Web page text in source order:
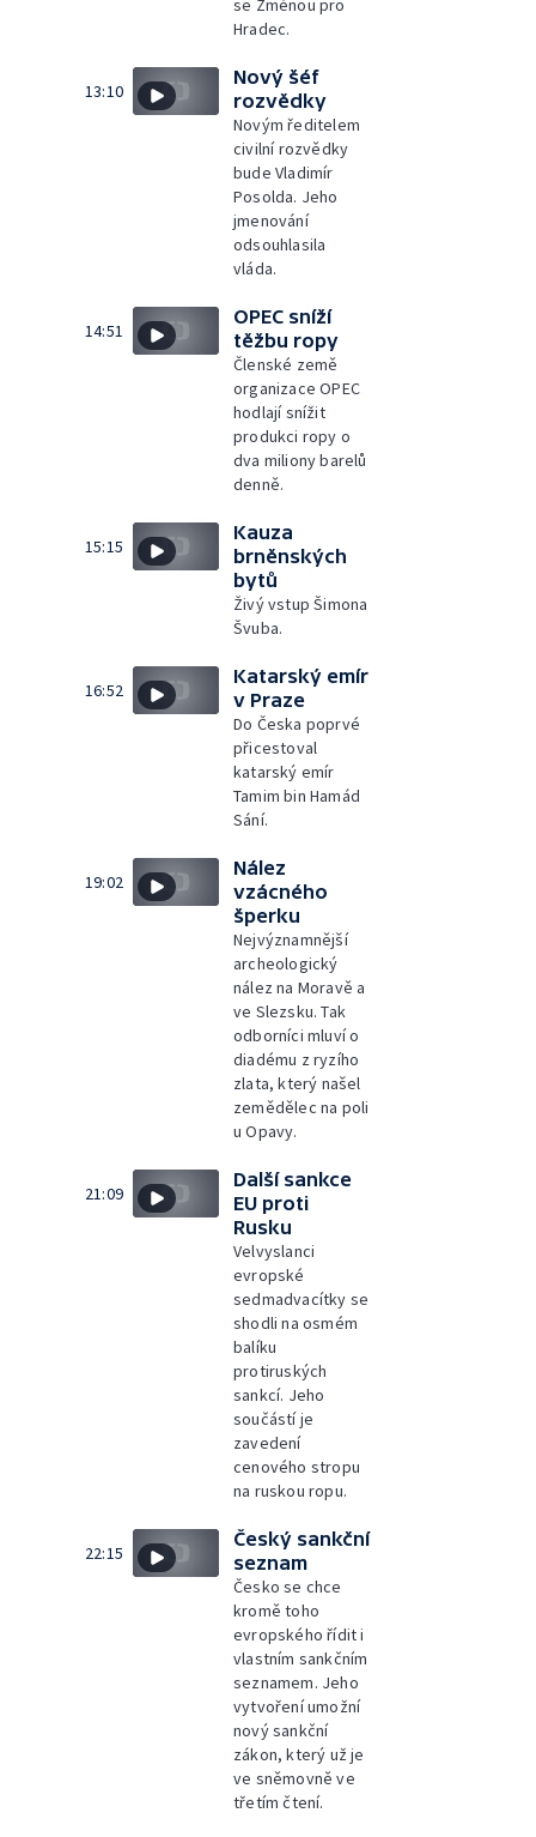
Hradec.
13:10
Nový šéf
rozvědky
Novým ředitelem
civilní rozvědky
bude Vladimír
Posolda. Jeho
jmenování
odsouhlasila
vláda.
14:51
OPEC sníží
těžbu ropy
Členské země
organizace OPEC
hodlají snížit
produkci ropy o
dva miliony barelů
denně.
15:15
Kauza
brněnských
bytů
Živý vstup Šimona
Švuba.
16:52
Katarský emír
v Praze
Do Česka poprvé
přicestoval
katarský emír
Tamim bin Hamád
Sání.
19:02
Nález
vzácného
šperku
Nejvýznamnější
archeologický
nález na Moravě a
ve Slezsku. Tak
odborníci mluví o
diadému z ryzího
zlata, který našel
zemědělec na poli
u Opavy.
21:09
Další sankce
EU proti
Rusku
Velvyslanci
evropské
sedmadvacítky se
shodli na osmém
balíku
protiruských
sankcí. Jeho
součástí je
zavedení
cenového stropu
na ruskou ropu.
22:15
Český sankční
seznam
Česko se chce
kromě toho
evropského řídit i
vlastním sankčním
seznamem. Jeho
vytvoření umožní
nový sankční
zákon, který už je
ve sněmovně ve
třetím čtení.